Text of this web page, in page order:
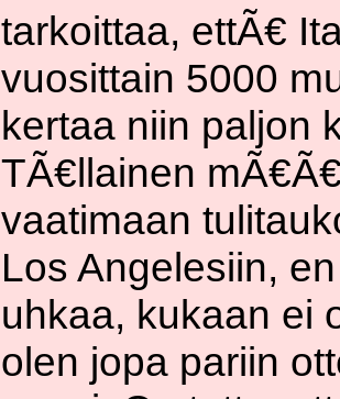
tarkoittaa, ettÃ€
vuosittain 5000
kertaa niin paljon
TÃ€llainen
vaatimaan
Los Angelesiin,
uhkaa, kukaan ei
olen jopa pariin